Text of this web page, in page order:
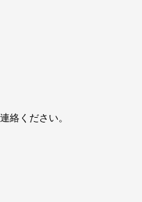
絡ください。